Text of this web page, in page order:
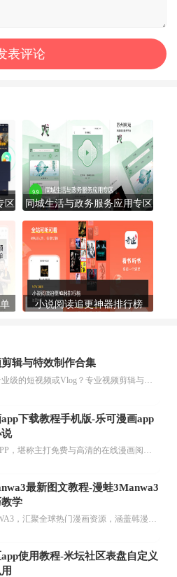
区 同城生活与政务服务应用专区
小说阅读追更神器排行榜
辑与特效制作合集
想制作出专业级的短视频或Vlog？专业视频剪辑与特效制作大全专题为你提供了从剪辑、抠像到特效包装的全套解决方案。无论是添加炫酷的片头、进行精准的视频抠图，还是制...
下载教程手机版-乐可漫画app
乐可漫画APP，堪称主打免费与高清的在线漫画阅读神器。其官方版提供海量完整版漫画资源，无论是国内漫画，还是日漫、韩漫、台漫、美漫等国外漫画，应有尽有，随时供你阅读。只需轻点一下，便能直接进入阅读界面。不仅如此，乐可漫画最新版本更新速度极快，在这里，你总能抢先看到全网一手漫画章节内容！...
最新图文教程-漫蛙3Manwa3
学
漫蛙MANWA3，汇聚全球热门漫画资源，涵盖韩漫、欧美漫画、国漫等多种类型，题材丰富多样，全方位满足用户阅读喜好。它不仅是阅读平台，更是创作平台，为广大用户打造零门槛创作环境。...
使用教程-米坛社区表盘自定义